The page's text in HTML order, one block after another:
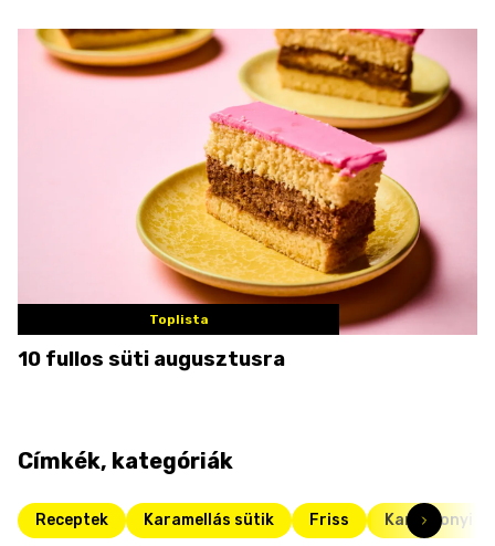
Toplista
10 fullos süti augusztusra
Címkék, kategóriák
Receptek Karamellás sütik Friss Karácsonyi